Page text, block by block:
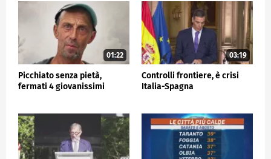
01:22
Picchiato senza pietà,
fermati 4 giovanissimi
03:19
Controlli frontiere, è crisi
Italia-Spagna